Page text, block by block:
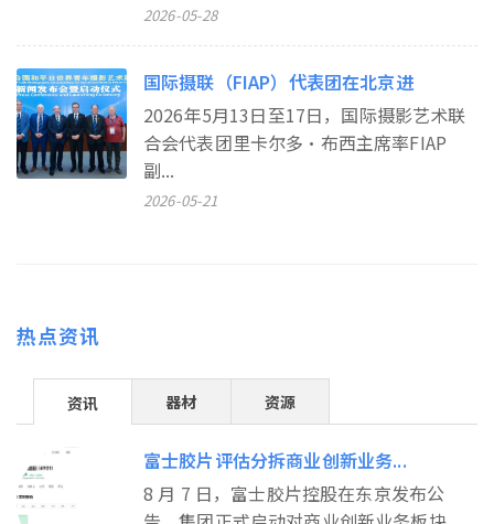
2026-05-28
国际摄联（FIAP）代表团在北京进
2026年5月13日至17日，国际摄影艺术联
合会代表团里卡尔多•布西主席率FIAP
副...
2026-05-21
热点资讯
资讯 器材 资源
富士胶片评估分拆商业创新业务...
8 月 7 日，富士胶片控股在东京发布公